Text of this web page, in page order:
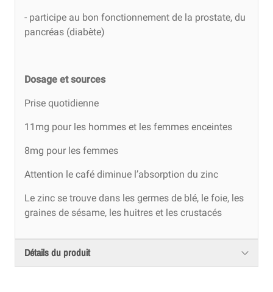
- participe au bon fonctionnement de la prostate, du
pancréas (diabète)
Dosage et sources
Prise quotidienne
11mg pour les hommes et les femmes enceintes
8mg pour les femmes
Attention le café diminue l’absorption du zinc
Le zinc se trouve dans les germes de blé, le foie, les
graines de sésame, les huitres et les crustacés
Détails du produit